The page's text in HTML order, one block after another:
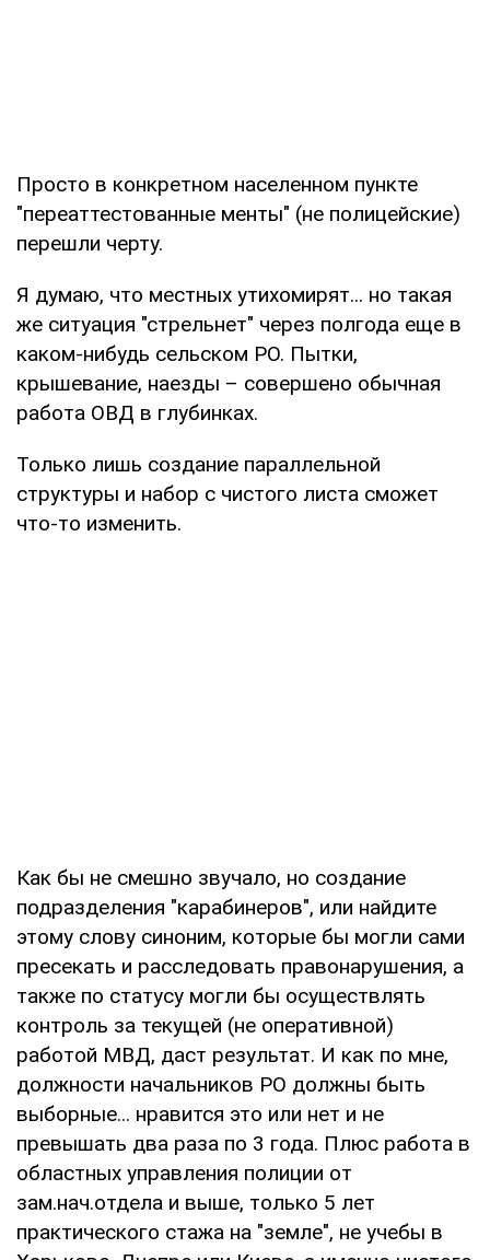
Просто в конкретном населенном пункте
"переаттестованные менты" (не полицейские)
перешли черту.
Я думаю, что местных утихомирят... но такая
же ситуация "стрельнет" через полгода еще в
каком-нибудь сельском РО. Пытки,
крышевание, наезды – совершено обычная
работа ОВД в глубинках.
Только лишь создание параллельной
структуры и набор с чистого листа сможет
что-то изменить.
Как бы не смешно звучало, но создание
подразделения "карабинеров", или найдите
этому слову синоним, которые бы могли сами
пресекать и расследовать правонарушения, а
также по статусу могли бы осуществлять
контроль за текущей (не оперативной)
работой МВД, даст результат. И как по мне,
должности начальников РО должны быть
выборные... нравится это или нет и не
превышать два раза по 3 года. Плюс работа в
областных управления полиции от
зам.нач.отдела и выше, только 5 лет
практического стажа на "земле", не учебы в